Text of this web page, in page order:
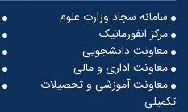
سامانه سجاد وزارت علوم
مرکز انفورماتیک
معاونت دانشجویی
معاونت اداری و مالی
معاونت آموزشی و تحصیلات
تکمیلی